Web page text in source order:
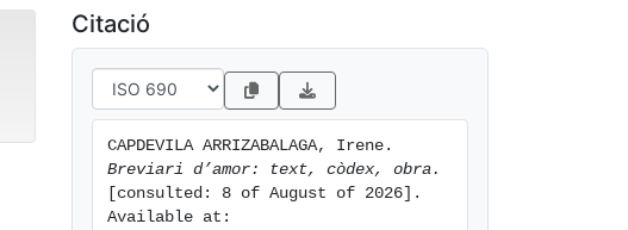
Citació
Breviari d’amor: text, còdex, obra.
[consulted: 8 of August of 2026].
Available at: